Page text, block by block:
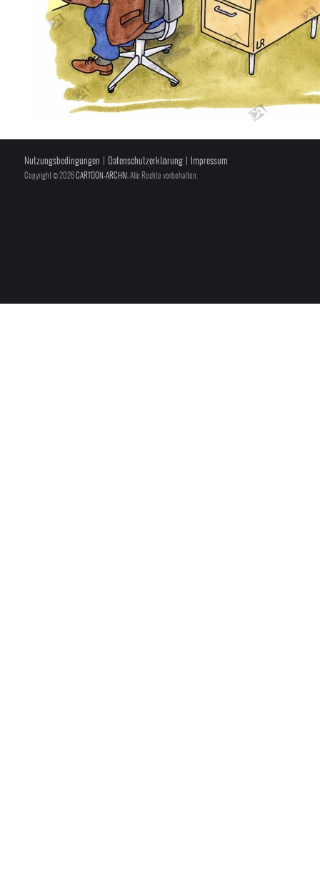
Nutzungsbedingungen Datenschutzerklärung Impressum
Copyright © 2026CARTOON-ARCHIV, Alle Rechte vorbehalten.